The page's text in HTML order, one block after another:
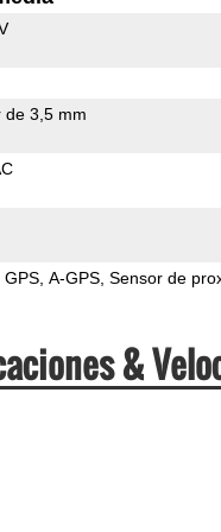
de 3,5 mm
GPS A-GPS Sensor de
&